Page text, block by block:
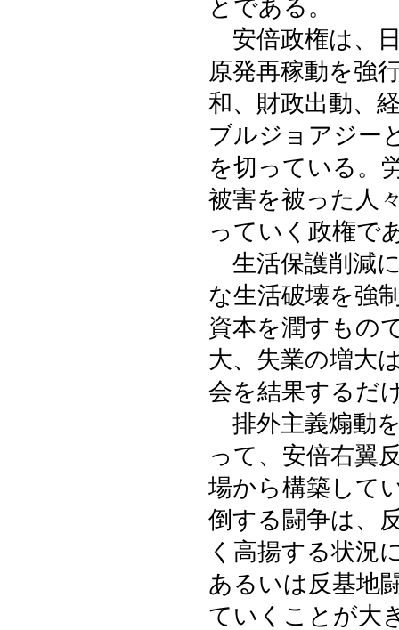
とである。
安倍政権は、
原発再稼動を強
和、財政出動、
ブルジョアジー
を切っている。
被害を被った人
っていく政権で
生活保護削減
な生活破壊を強
資本を潤すもの
大、失業の増大
会を結果するだ
排外主義煽動
って、安倍右翼
場から構築して
倒する闘争は、
く高揚する状況
あるいは反基地
ていくことが大